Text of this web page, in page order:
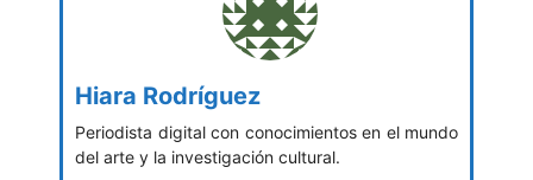
Hiara Rodríguez
Periodista digital con conocimientos en el mundo
del arte y la investigación cultural.